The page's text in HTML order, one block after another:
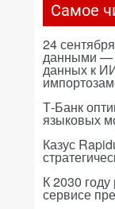
Самое
24
данными —
данных к
Т-Банк
языковых
Казус
К 2030
сервисе